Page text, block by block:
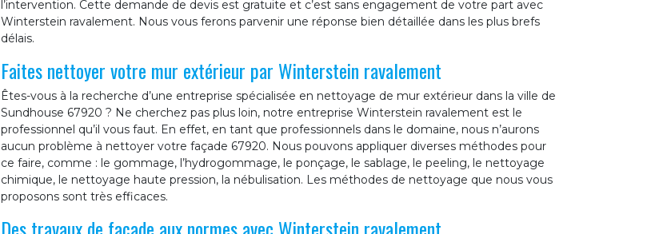
l’intervention. Cette demande de devis est gratuite et c’est sans engagement de votre part avec
Winterstein ravalement. Nous vous ferons parvenir une réponse bien détaillée dans les plus brefs
délais.
Faites nettoyer votre mur extérieur par Winterstein ravalement
Êtes-vous à la recherche d’une entreprise spécialisée en nettoyage de mur extérieur dans la ville de
Sundhouse 67920 ? Ne cherchez pas plus loin, notre entreprise Winterstein ravalement est le
professionnel qu’il vous faut. En effet, en tant que professionnels dans le domaine, nous n’aurons
aucun problème à nettoyer votre façade 67920. Nous pouvons appliquer diverses méthodes pour
ce faire, comme : le gommage, l’hydrogommage, le ponçage, le sablage, le peeling, le nettoyage
chimique, le nettoyage haute pression, la nébulisation. Les méthodes de nettoyage que nous vous
proposons sont très efficaces.